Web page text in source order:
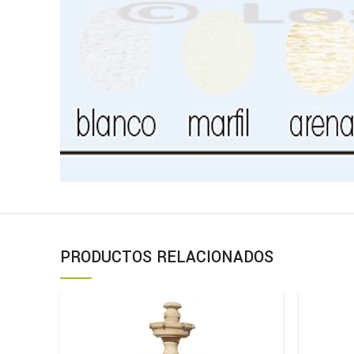
PRODUCTOS RELACIONADOS